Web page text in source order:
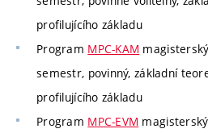
profilujícího základu
Program MPC-KAM
semestr, povinný, základní
profilujícího základu
Program MPC-EVM